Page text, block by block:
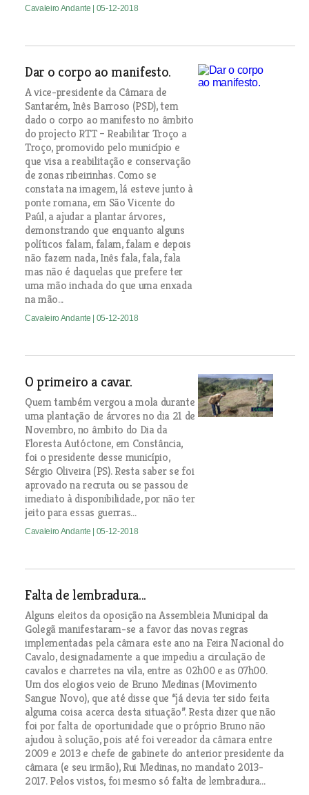
Cavaleiro Andante | 05-12-2018
Dar o corpo ao manifesto.
A vice-presidente da Câmara de
Santarém, Inês Barroso (PSD), tem
dado o corpo ao manifesto no âmbito
do projecto RTT – Reabilitar Troço a
Troço, promovido pelo município e
que visa a reabilitação e conservação
de zonas ribeirinhas. Como se
constata na imagem, lá esteve junto à
ponte romana, em São Vicente do
Paúl, a ajudar a plantar árvores,
demonstrando que enquanto alguns
políticos falam, falam, falam e depois
não fazem nada, Inês fala, fala, fala
mas não é daquelas que prefere ter
uma mão inchada do que uma enxada
na mão...
Cavaleiro Andante | 05-12-2018
O primeiro a cavar.
Quem também vergou a mola durante
uma plantação de árvores no dia 21 de
Novembro, no âmbito do Dia da
Floresta Autóctone, em Constância,
foi o presidente desse município,
Sérgio Oliveira (PS). Resta saber se foi
aprovado na recruta ou se passou de
imediato à disponibilidade, por não ter
jeito para essas guerras...
Cavaleiro Andante | 05-12-2018
Falta de lembradura...
Alguns eleitos da oposição na Assembleia Municipal da
Golegã manifestaram-se a favor das novas regras
implementadas pela câmara este ano na Feira Nacional do
Cavalo, designadamente a que impediu a circulação de
cavalos e charretes na vila, entre as 02h00 e as 07h00.
Um dos elogios veio de Bruno Medinas (Movimento
Sangue Novo), que até disse que “já devia ter sido feita
alguma coisa acerca desta situação”. Resta dizer que não
foi por falta de oportunidade que o próprio Bruno não
ajudou à solução, pois até foi vereador da câmara entre
2009 e 2013 e chefe de gabinete do anterior presidente da
câmara (e seu irmão), Rui Medinas, no mandato 2013-
2017. Pelos vistos, foi mesmo só falta de lembradura...